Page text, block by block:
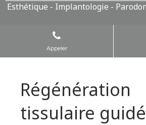
Esthétique - Implantologie -
Appeler
Régénération
tissulaire